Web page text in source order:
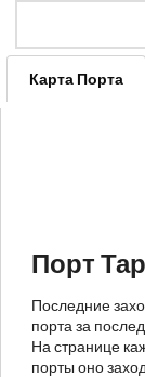
Карта Порта
Порт
Последние
порта за
На странице
порты оно